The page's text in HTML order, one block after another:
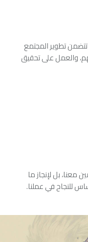
تتضمن تطوير المجتمع
والعمل على تحقيق
بل لإنجاز ما
للنجاح في عملنا.